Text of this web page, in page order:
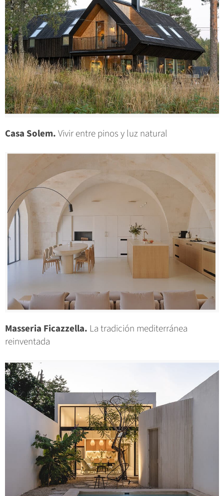
Casa Solem.Vivir entre pinos y luz natural
Masseria Ficazzella. La tradición mediterránea
reinventada